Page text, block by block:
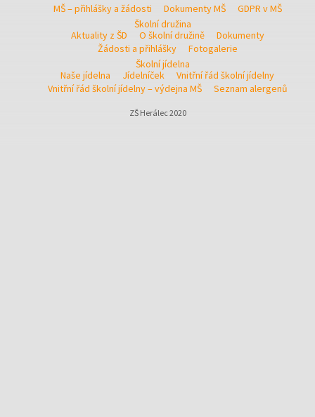
MŠ – přihlášky a žádosti
Dokumenty MŠ
GDPR v MŠ
Školní družina
Aktuality z ŠD
O školní družině
Dokumenty
Žádosti a přihlášky
Fotogalerie
Školní jídelna
Naše jídelna
Jídelníček
Vnitřní řád školní jídelny
Vnitřní řád školní jídelny – výdejna MŠ
Seznam alergenů
ZŠ Herálec 2020